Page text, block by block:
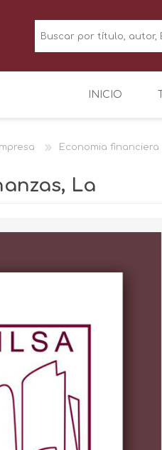
INICIO
Economia financiera
La